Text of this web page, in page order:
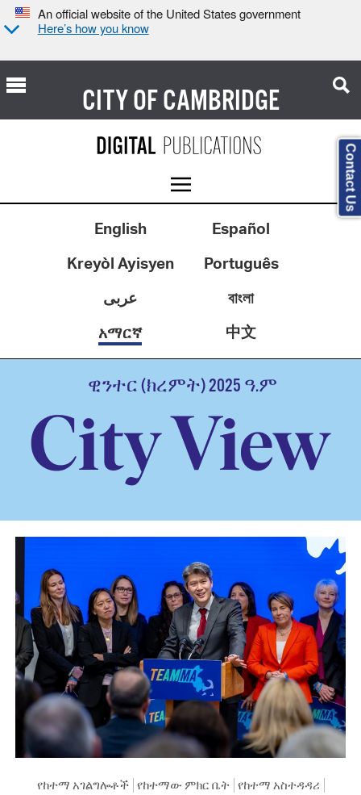
An official website of the United States government
Here’s how you know
CITY OFCAMBRIDGE
English
Español
Kreyòl Ayisyen
Português
عربى
বাংলা
አማርኛ
中文
ዊንተር (ክረምት) 2025 ዓ.ም
የከተማ አገልግሎቶች የከተማው ምክር ቤት የከተማ አስተዳዳሪ
Contact Us